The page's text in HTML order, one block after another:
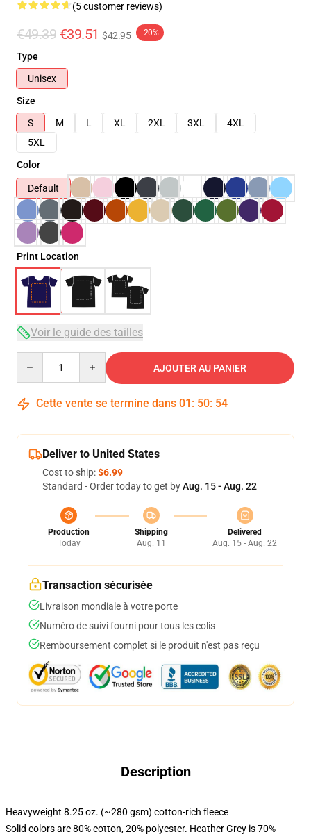
(5 customer reviews)
€49.39 €39.51 $42.95 -20%
Type
Unisex
Size
S
M L XL 2XL 3XL
4XL
5XL
Color
Default
Print Location
Voir le guide des tailles
AJOUTER AU PANIER
Cette vente se termine dans 01 : 50: 54
Deliver to United States
Cost to ship:$6.99
Standard - Order today to get byAug. 15 - Aug. 22
Production
Today
Shipping
Aug. 11
Delivered
Aug. 15 - Aug. 22
Transaction sécurisée
Livraison mondiale à votre porte
Numéro de suivi fourni pour tous les colis
Remboursement complet si le produit n'est pas reçu
Description
Heavyweight 8.25 oz. (~280 gsm) cotton-rich fleece
Solid colors are 80% cotton, 20% polyester. Heather Grey is 70%